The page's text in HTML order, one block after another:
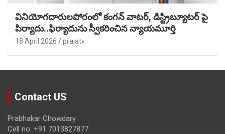
వినియోగదారులపోరంలో కంగన్ వాటర్, డిస్ట్రిబ్యూటర్ పై
పిర్యాదు..ఫిర్యాదును స్వీకరించిన న్యాయమూర్తి
18 April 2026 prajatv
Contact US
Prabhakar Chowdary
Cell no: +91 7013827877